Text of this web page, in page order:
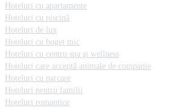
Hoteluri cu apartamente
Hoteluri cu piscină
Hoteluri de lux
Hoteluri cu buget mic
Hoteluri cu centru spa şi wellness
Hoteluri care acceptă animale de companie
Hoteluri cu parcare
Hoteluri pentru familii
Hoteluri romantice